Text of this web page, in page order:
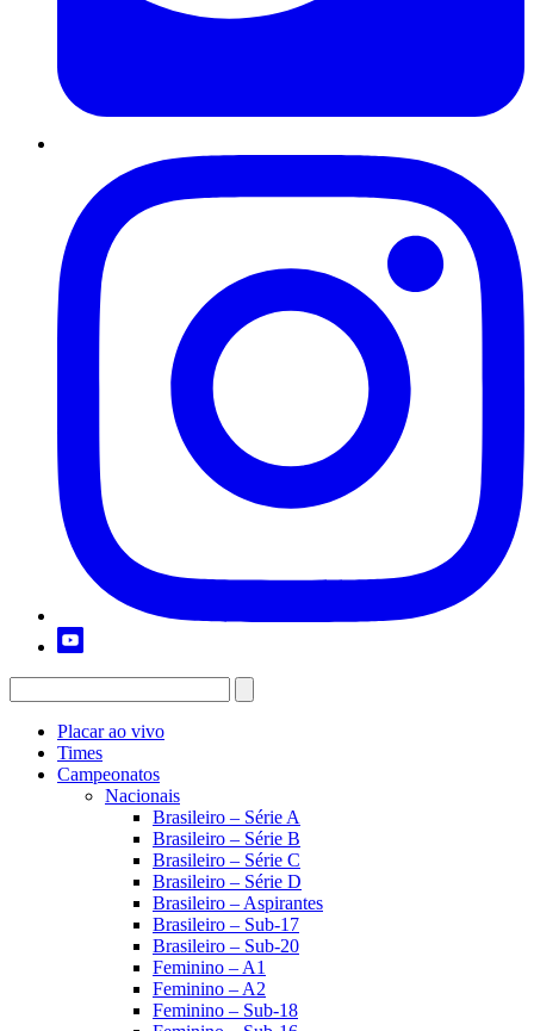
Placar ao vivo
Times
Campeonatos
Nacionais
Brasileiro – Série A
Brasileiro – Série B
Brasileiro – Série C
Brasileiro – Série D
Brasileiro – Aspirantes
Brasileiro – Sub-17
Brasileiro – Sub-20
Feminino – A1
Feminino – A2
Feminino – Sub-18